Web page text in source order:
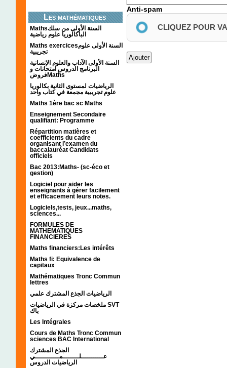
Les mathématiques
Mathsالسنة الأولى من سلك
الباكالوريا علوم رياضية
Maths exercicesالسنة الأولى علوم
تجريبية
السنة الأولى الآداب والعلوم الإنسانية
البرنامج الدروس امتحانات و
فروضMaths
الرياضيات لمستوى الثانية بكالوريا
علوم تجريبية مجمعة في كتاب واحد
Maths 1ère bac sc Maths
Enseignement Secondaire
qualifiant: Programme
Répartition matières et
coefficients du cadre
organisant l’examen du
baccalauréat Candidats
officiels
Bac 2013:Maths- (sc-éco et
gestion)
Logiciel pour aider les
enseignants à gérer facilement
et efficacement leurs notes.
Logiciels,tests, jeux...maths,
sciences...
FORMULES DE
MATHEMATIQUES
FINANCIERES
Maths financiers:Les intérêts
Maths fi: Equivalence de
capitaux
Mathématiques Tronc Commun
lettres
الرياضيات الجذع المشترك علمي
ملخصات مركزة في الرياضيات SVT
باك
Les Intégrales
Cours de Maths Tronc Commun
sciences BAC International
الجذع المشترك
عـــــــــــلــــــــمــــــــــــي
الرياضيات الدروس
Anti-spam
CLIQUEZ POUR